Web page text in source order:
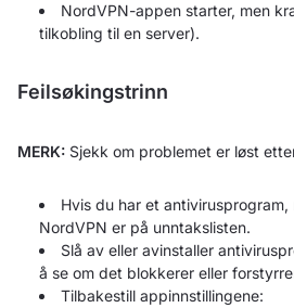
NordVPN-appen starter, men
tilkobling til en server).
Feilsøkingstrinn
MERK: Sjekk om problemet er løst
Hvis du har et
NordVPN er på unntakslisten.
Slå av eller avinstaller
å se om det blokkerer eller
Tilbakestill appinnstillingene: